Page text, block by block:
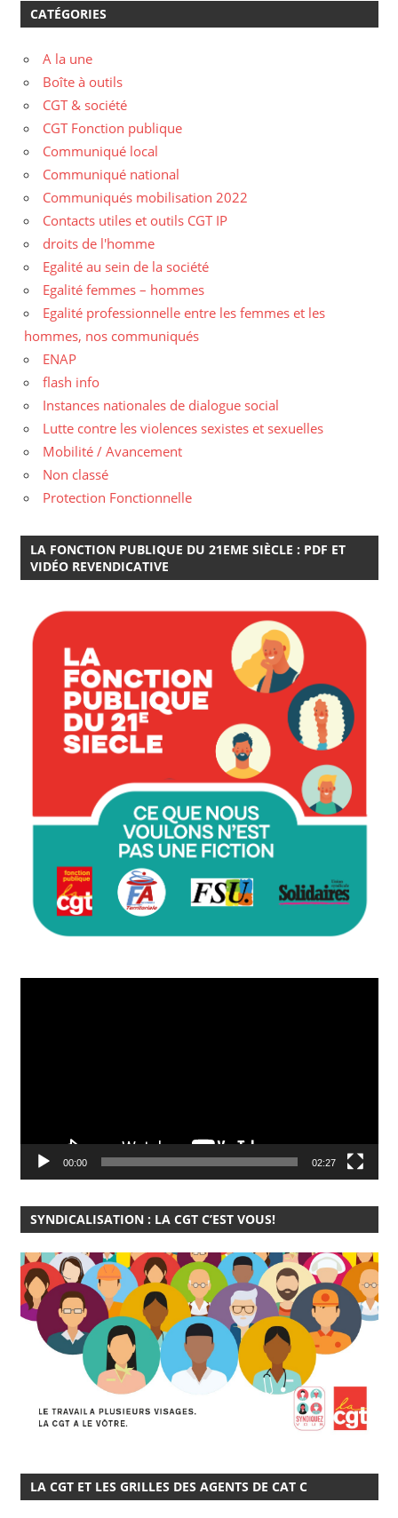
CATÉGORIES
A la une
Boîte à outils
CGT & société
CGT Fonction publique
Communiqué local
Communiqué national
Communiqués mobilisation 2022
Contacts utiles et outils CGT IP
droits de l'homme
Egalité au sein de la société
Egalité femmes – hommes
Egalité professionnelle entre les femmes et les
hommes, nos communiqués
ENAP
flash info
Instances nationales de dialogue social
Lutte contre les violences sexistes et sexuelles
Mobilité / Avancement
Non classé
Protection Fonctionnelle
LA FONCTION PUBLIQUE DU 21EME SIÈCLE : PDF ET
VIDÉO REVENDICATIVE
00:00 02:27
SYNDICALISATION : LA CGT C’EST VOUS!
LA CGT ET LES GRILLES DES AGENTS DE CAT C